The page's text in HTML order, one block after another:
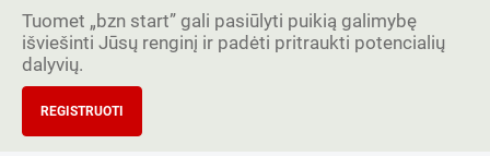
Tuomet „bzn start” gali pasiūlyti puikią galimybę
išviešinti Jūsų renginį ir padėti pritraukti potencialių
dalyvių.
REGISTRUOTI